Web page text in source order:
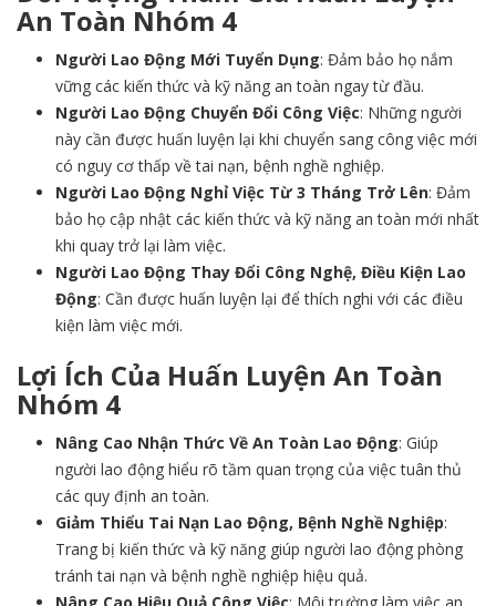
An Toàn Nhóm 4
Người Lao Động Mới Tuyển Dụng: Đảm bảo họ nắm
vững các kiến thức và kỹ năng an toàn ngay từ đầu.
Người Lao Động Chuyển Đổi Công Việc: Những người
này cần được huấn luyện lại khi chuyển sang công việc mới
có nguy cơ thấp về tai nạn, bệnh nghề nghiệp.
Người Lao Động Nghỉ Việc Từ 3 Tháng Trở Lên: Đảm
bảo họ cập nhật các kiến thức và kỹ năng an toàn mới nhất
khi quay trở lại làm việc.
Người Lao Động Thay Đổi Công Nghệ, Điều Kiện Lao
Động: Cần được huấn luyện lại để thích nghi với các điều
kiện làm việc mới.
Lợi Ích Của Huấn Luyện An Toàn
Nhóm 4
Nâng Cao Nhận Thức Về An Toàn Lao Động: Giúp
người lao động hiểu rõ tầm quan trọng của việc tuân thủ
các quy định an toàn.
Giảm Thiểu Tai Nạn Lao Động, Bệnh Nghề Nghiệp:
Trang bị kiến thức và kỹ năng giúp người lao động phòng
tránh tai nạn và bệnh nghề nghiệp hiệu quả.